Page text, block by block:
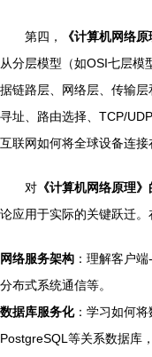
第四， 《计算机网络原
从分层模型（如OSI七层模
据链路层、网络层、传输
寻址、路由选择、TCP/
互联网如何将全球设备连接
对 《计算机网络原理
论应用于实际的关键跃迁
网络服务架构 ：理解客户
分布式系统通信等。
数据库服务化：学习如何将
PostgreSQL等关系数据库